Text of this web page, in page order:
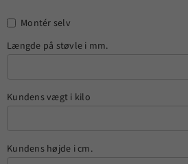
Montér selv
Længde på støvle i mm.
Kundens vægt i kilo
Kundens højde i cm.